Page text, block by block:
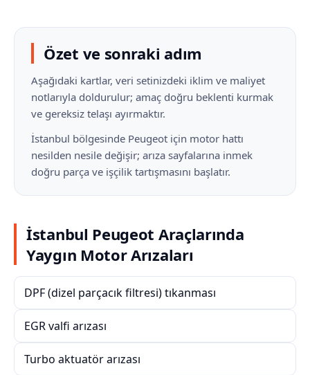
Özet ve sonraki adım
Aşağıdaki kartlar, veri setinizdeki iklim ve maliyet
notlarıyla doldurulur; amaç doğru beklenti kurmak
ve gereksiz telaşı ayırmaktır.
İstanbul bölgesinde Peugeot için motor hattı
nesilden nesile değişir; arıza sayfalarına inmek
doğru parça ve işçilik tartışmasını başlatır.
İstanbul Peugeot Araçlarında
Yaygın Motor Arızaları
DPF (dizel parçacık filtresi) tıkanması
EGR valfi arızası
Turbo aktuatör arızası